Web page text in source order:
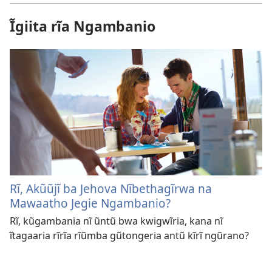
Ĩgiita rĩa Ngambanio
Rĩ, Akũũjĩ ba Jehova Nĩbethagĩrwa na
Mawaatho Jegie Ngambanio?
Rĩ, kũgambania nĩ ũntũ bwa kwigwĩria, kana nĩ
ĩtagaaria rĩrĩa rĩũmba gũtongeria antũ kĩrĩ ngũrano?